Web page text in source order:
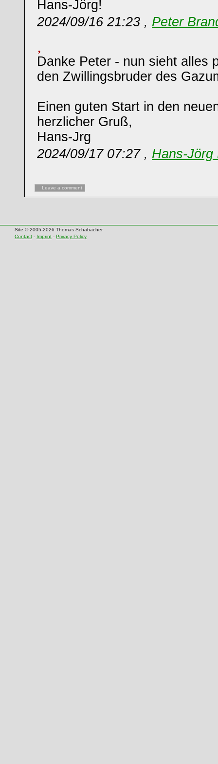
Hans-Jörg!
2024/09/16 21:23 , Peter
Danke Peter - nun sieht alles
den Zwillingsbruder des
Einen guten Start in den
herzlicher Gruß,
Hans-Jrg
2024/09/17 07:27 , Hans-Jörg
Leave a comment
Site © 2005-2026 Thomas Schabacher
Contact - Imprint - Privacy Policy